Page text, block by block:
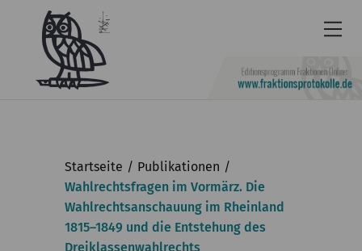
Leichte
Sprache
Kontakt
Startseite
Publikationen
Wahlrechtsfragen im Vormärz. Die
Wahlrechtsanschauung im Rheinland
1815–1849 und die Entstehung des
Dreiklassenwahlrechts